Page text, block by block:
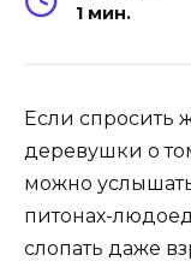
1 мин.
Если спросить
деревушки о
можно
питонах-
слопать даже